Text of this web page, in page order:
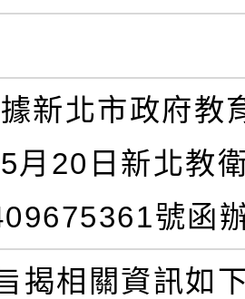
新北市政府教
月20日新北教
號函
揭相關資訊如